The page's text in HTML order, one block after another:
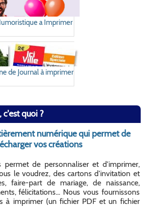
a Imprimer
de Journal à imprimer
quoi ?
numérique qui permet de
vos créations
permet de personnaliser et d'imprimer,
le voudrez, des cartons d'invitation et
faire-part de mariage, de naissance,
félicitations... Nous vous fournissons
à imprimer (un fichier PDF et un fichier